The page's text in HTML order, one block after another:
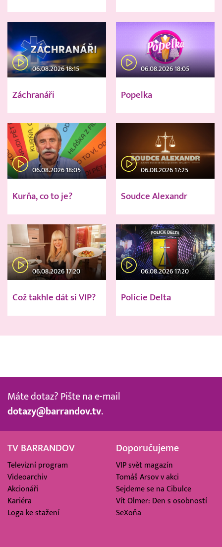
06.08.2026 18:15
Záchranáři
06.08.2026 18:05
Popelka
06.08.2026 18:05
Kurňa, co to je?
06.08.2026 17:25
Soudce Alexandr
06.08.2026 17:20
Což takhle dát si VIP?
06.08.2026 17:20
Policie Delta
Máte dotaz? Pište na e-mail
dotazy@barrandov.tv.
TV BARRANDOV
Televizní program
Videoarchiv
Akcionáři
Kariéra
Loga ke stažení
Doporučujeme
VIP svět magazín
Tomáš Arsov v akci
Sejdeme se na Cibulce
Vít Olmer: Den s osobností
SeXoňa